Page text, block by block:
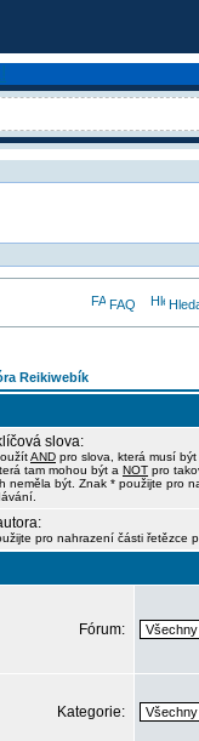
FAQ
Reikiwebík
slova:
AND pro slova, která musí
tam mohou být a NOT pro
neměla být. Znak * použijte pro
pro nahrazení části řetězce
Fórum:
Kategorie: